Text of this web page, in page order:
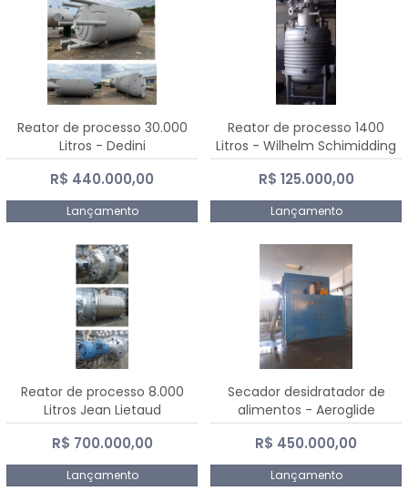
Reator de processo 30.000
Litros - Dedini
R$ 440.000,00
Lançamento
Reator de processo 1400
Litros - Wilhelm Schimidding
R$ 125.000,00
Lançamento
Reator de processo 8.000
Litros Jean Lietaud
R$ 700.000,00
Lançamento
Secador desidratador de
alimentos - Aeroglide
R$ 450.000,00
Lançamento